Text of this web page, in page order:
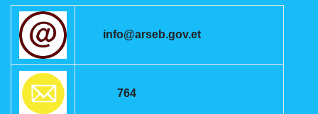
info@arseb.gov.et
764